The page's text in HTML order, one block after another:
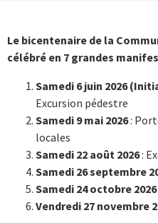
Le bicentenaire de la
célébré en 7 grandes
Samedi 6 juin 2026
Excursion pédestre
Samedi 9 mai 2026:
locales
Samedi 22 août 2026:
Samedi 26 septembre
Samedi 24 octobre 2026
Vendredi 27 novembre